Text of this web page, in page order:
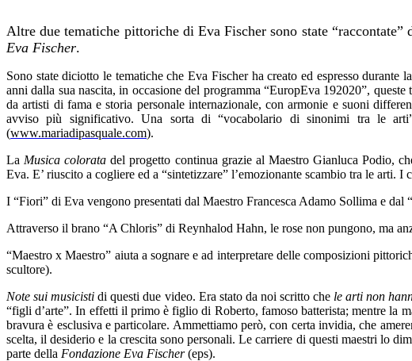
Altre due tematiche pittoriche di Eva Fischer sono state
Eva Fischer.
Sono state diciotto le tematiche che Eva Fischer ha creato ed espresso
anni dalla sua nascita, in occasione del programma “EuropEva 192020”,
da artisti di fama e storia personale internazionale, con armonie e suoni
avviso più significativo. Una sorta di “vocabolario di sinonimi tra le
(www.mariadipasquale.com).
La Musica colorata del progetto continua grazie al Maestro Gianluca Podio,
Eva. E’ riuscito a cogliere ed a “sintetizzare” l’emozionante scambio tra le arti.
I “Fiori” di Eva vengono presentati dal Maestro Francesca Adamo Sollima e
Attraverso il brano “A Chloris” di Reynhalod Hahn, le rose non pungono, ma
“Maestro x Maestro” aiuta a sognare e ad interpretare delle composizioni
scultore).
Note sui musicisti di questi due video. Era stato da noi scritto che le arti non
“figli d’arte”. In effetti il primo è figlio di Roberto, famoso batterista; mentre la
bravura è esclusiva e particolare. Ammettiamo però, con certa invidia, che
scelta, il desiderio e la crescita sono personali. Le carriere di questi maestri lo
parte della Fondazione Eva Fischer(eps).